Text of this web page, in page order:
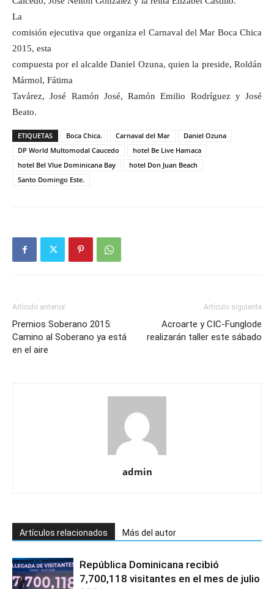
La
comisión ejecutiva que organiza el Carnaval del Mar Boca Chica
2015, esta
compuesta por el alcalde Daniel Ozuna, quien la preside, Roldán
Mármol, Fátima
Tavárez, José Ramón José, Ramón Emilio Rodríguez y José
Beato.
ETIQUETAS Boca Chica. Carnaval del Mar
Daniel Ozuna
DP World Multomodal Caucedo
hotel Be Live Hamaca
hotel Bel Vlue Dominicana Bay
hotel Don Juan Beach
Santo Domingo Este.
Artículo anterior
Premios Soberano 2015:
Camino al Soberano ya está
en el aire
Artículo siguiente
Acroarte y CIC-Funglode
realizarán taller este sábado
admin
Artículos relacionados Más del autor
República Dominicana recibió
7,700,118 visitantes en el mes de julio